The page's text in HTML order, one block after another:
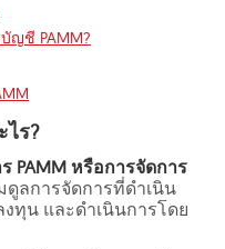
าใช้จ่าย
ญชี PAMM?
ร?
PAMM หรือการจัดการ
ดูลการจัดการที่ดำเนิน
ทุน และดำเนินการโดย